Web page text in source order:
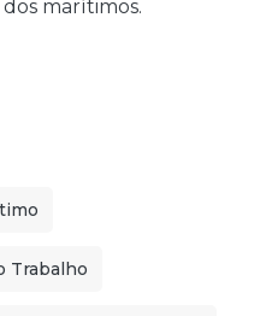
marítimos.
Trabalho